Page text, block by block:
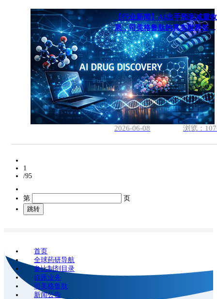
【行业新闻】AI出手预测减重效
果，司美格鲁肽的真实世界答卷
来了
2026-06-08 浏览：
1
/95
第
页
跳转
首页
全球药研导航
参比制剂目录
临床业务
司美格鲁肽
新闻公告